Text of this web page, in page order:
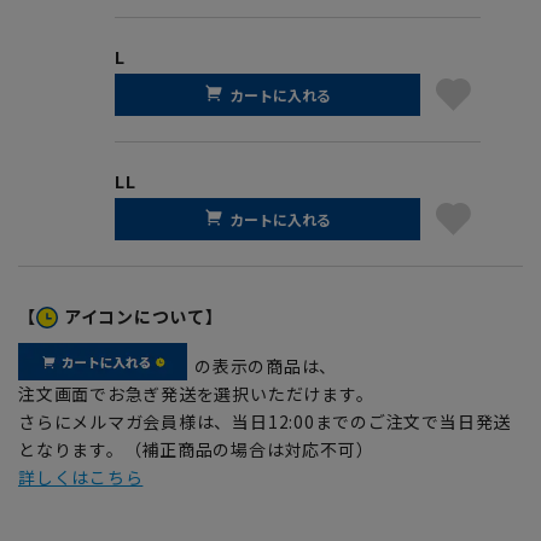
L
カートに入れる
LL
カートに入れる
【 アイコンについて】
の表示の商品は、
注文画面でお急ぎ発送を選択いただけます。
さらにメルマガ会員様は、当日12:00までのご注文で当日発送
となります。（補正商品の場合は対応不可）
詳しくはこちら